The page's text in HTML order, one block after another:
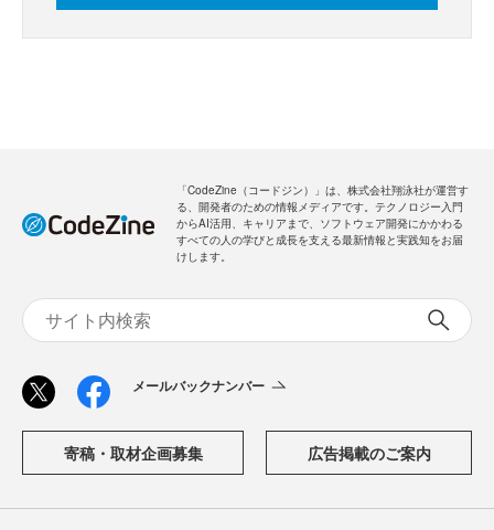
「CodeZine（コードジン）」は、株式会社翔泳社が運営す
る、開発者のための情報メディアです。テクノロジー入門
からAI活用、キャリアまで、ソフトウェア開発にかかわる
すべての人の学びと成長を支える最新情報と実践知をお届
けします。
メールバックナンバー
寄稿・取材企画募集 広告掲載のご案内